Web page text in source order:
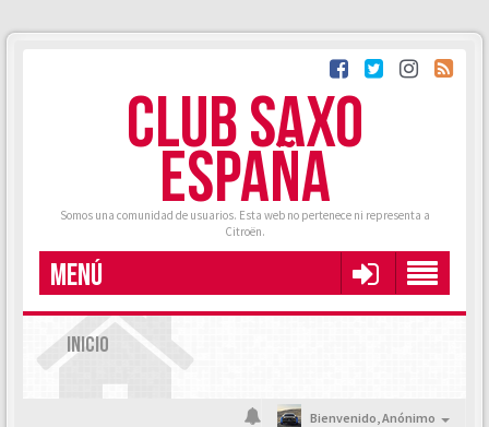
CLUB SAXO
ESPAÑA
Somos una comunidad de usuarios. Esta web no pertenece ni representa a
Citroën.
MENÚ
INICIO
Bienvenido,Anónimo